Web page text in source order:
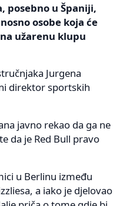
posebno u Španiji,
osobe koja će
užarenu klupu
Jurgena
direktor sportskih
javno rekao da ga ne
da je Red Bull pravo
u Berlinu između
a iako je djelovao